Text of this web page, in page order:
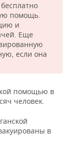
помощь.
и
Еще
если она
помощью в
человек.
в